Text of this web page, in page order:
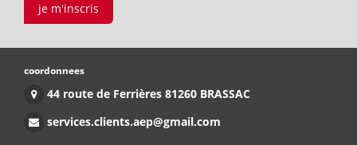
je m'inscris
coordonnees
44 route de Ferrières 81260 BRASSAC
services.clients.aep@gmail.com